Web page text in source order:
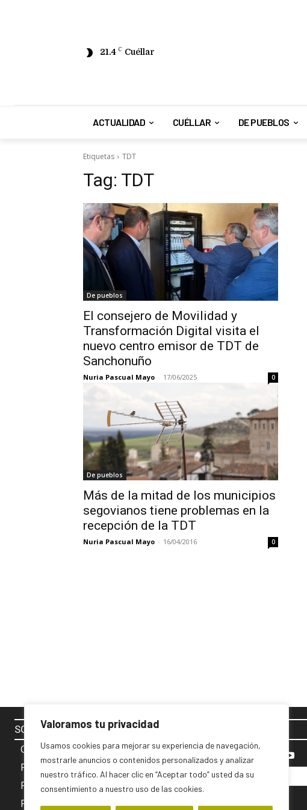
Valoramos tu privacidad
Usamos cookies para mejorar su experiencia de navegación,
mostrarle anuncios o contenidos personalizados y analizar
nuestro tráfico. Al hacer clic en “Aceptar todo” usted da su
consentimiento a nuestro uso de las cookies.
21.4 C Cuéllar
ACTUALIDAD CUÉLLAR DE PUEBLOS
Etiquetas TDT
Tag: TDT
De pueblos
El consejero de Movilidad y
Transformación Digital visita el
nuevo centro emisor de TDT de
Sanchonuño
Nuria Pascual Mayo - 17/06/2025 0
De pueblos
Más de la mitad de los municipios
segovianos tiene problemas en la
recepción de la TDT
Nuria Pascual Mayo - 16/04/2016 0
SOBRE NOSOTROS
Contacto
Política de cookies
Privacidad y Aviso Legal
PUBLICIDAD